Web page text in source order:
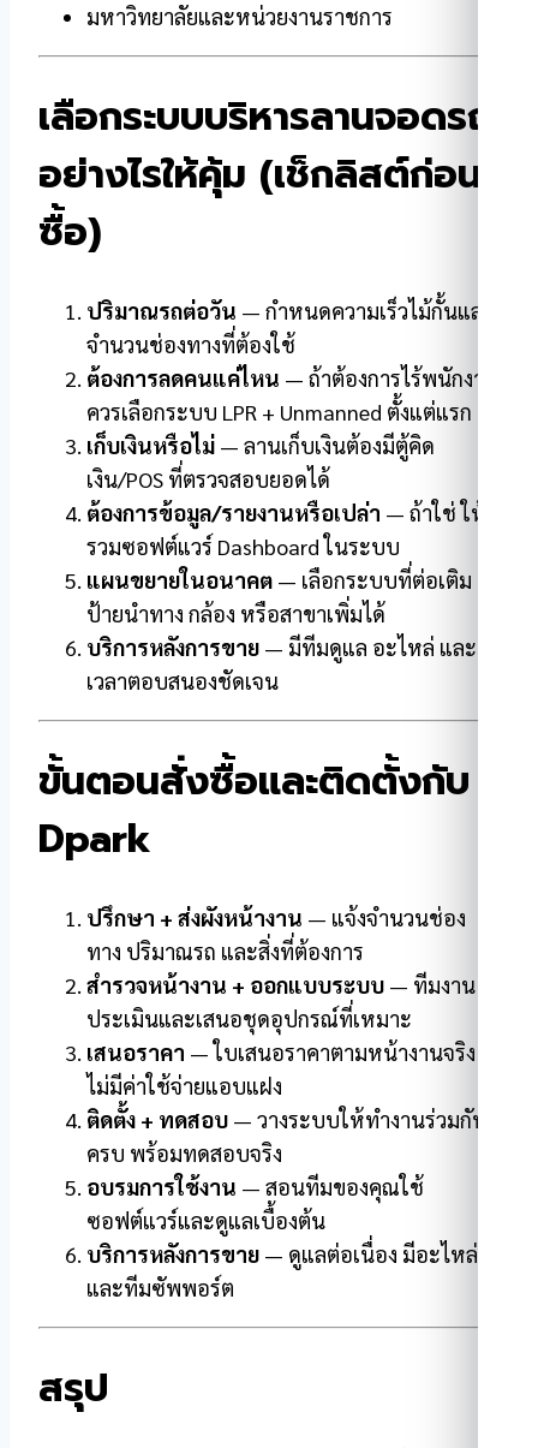
มหาวิทยาลัยและหน่วยงานราชการ
เลือกระบบบริหารลานจอดรถ
อย่างไรให้คุ้ม (เช็กลิสต์ก่อน
ซื้อ)
ปริมาณรถต่อวัน — กำหนดความเร็วไม้กั้นและ
จำนวนช่องทางที่ต้องใช้
ต้องการลดคนแค่ไหน — ถ้าต้องการไร้พนักงาน
ควรเลือกระบบ LPR + Unmanned ตั้งแต่แรก
เก็บเงินหรือไม่ — ลานเก็บเงินต้องมีตู้คิด
เงิน/POS ที่ตรวจสอบยอดได้
ต้องการข้อมูล/รายงานหรือเปล่า — ถ้าใช่ ให้
รวมซอฟต์แวร์ Dashboard ในระบบ
แผนขยายในอนาคต — เลือกระบบที่ต่อเติม
ป้ายนำทาง กล้อง หรือสาขาเพิ่มได้
บริการหลังการขาย — มีทีมดูแล อะไหล่ และ
เวลาตอบสนองชัดเจน
ขั้นตอนสั่งซื้อและติดตั้งกับ
Dpark
ปรึกษา + ส่งผังหน้างาน — แจ้งจำนวนช่อง
ทาง ปริมาณรถ และสิ่งที่ต้องการ
สำรวจหน้างาน + ออกแบบระบบ — ทีมงาน
ประเมินและเสนอชุดอุปกรณ์ที่เหมาะ
เสนอราคา — ใบเสนอราคาตามหน้างานจริง
ไม่มีค่าใช้จ่ายแอบแฝง
ติดตั้ง + ทดสอบ — วางระบบให้ทำงานร่วมกัน
ครบ พร้อมทดสอบจริง
อบรมการใช้งาน — สอนทีมของคุณใช้
ซอฟต์แวร์และดูแลเบื้องต้น
บริการหลังการขาย — ดูแลต่อเนื่อง มีอะไหล่
และทีมซัพพอร์ต
สรุป